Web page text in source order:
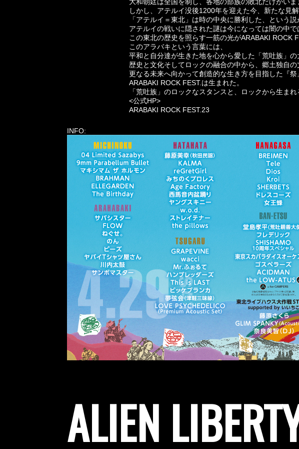
しかし、アテルイ没後1200年を迎えた今、新たな見解
「アテルイ＝東北」は時の中央に勝利した、という
アテルイの戦いに隠された謎は今になっては闇の中で
この東北の歴史を照らす一筋の光がARABAKI ROCK
このアラバキという言葉には、
平和と自分達が生きた地を心から愛した「荒吐族」の
歴史と文化そしてロックの融合の中から、郷土独自
更なる未来へ向かって創造的な生き方を目指した『祭
ARABAKI ROCK FEST.は生まれた。
「荒吐族」のロックなスタンスと、ロックから生ま
<公式HP>
ARABAKI ROCK FEST.23
INFO:
ALIEN